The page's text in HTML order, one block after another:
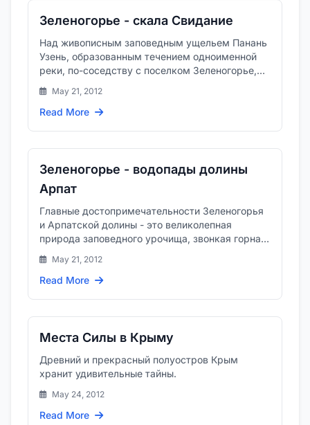
Зеленогорье - скала Свидание
Над живописным заповедным ущельем Панань
Узень, образованным течением одноименной
реки, по-соседству с поселком Зеленогорье,
ранее известным как Арпат...
May 21, 2012
Read More
Зеленогорье - водопады долины
Арпат
Главные достопримечательности Зеленогорья
и Арпатской долины - это великолепная
природа заповедного урочища, звонкая горная
река и многочисленные каск...
May 21, 2012
Read More
Места Силы в Крыму
Древний и прекрасный полуостров Крым
хранит удивительные тайны.
May 24, 2012
Read More